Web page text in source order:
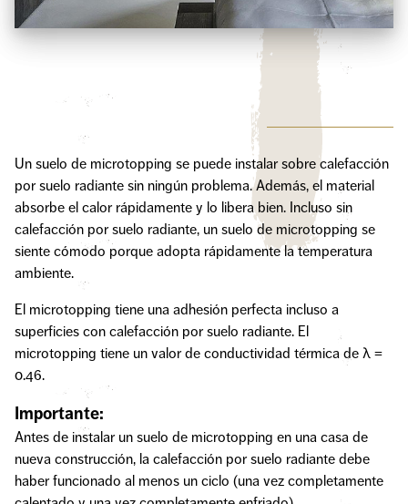
Un suelo de microtopping se puede instalar sobre calefacción
por suelo radiante sin ningún problema. Además, el material
absorbe el calor rápidamente y lo libera bien. Incluso sin
calefacción por suelo radiante, un suelo de microtopping se
siente cómodo porque adopta rápidamente la temperatura
ambiente.
El microtopping tiene una adhesión perfecta incluso a
superficies con calefacción por suelo radiante. El
microtopping tiene un valor de conductividad térmica de λ =
0.46.
Importante:
Antes de instalar un suelo de microtopping en una casa de
nueva construcción, la calefacción por suelo radiante debe
haber funcionado al menos un ciclo (una vez completamente